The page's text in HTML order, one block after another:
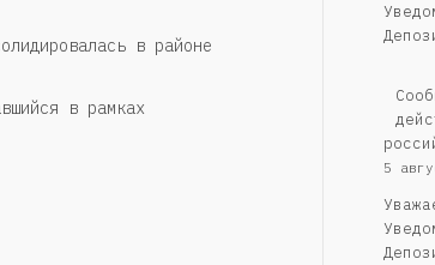
в районе
в рамках
5